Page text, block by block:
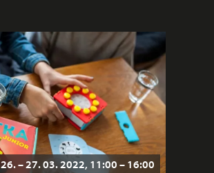
26. – 27. 03. 2022, 11:00 – 16:00